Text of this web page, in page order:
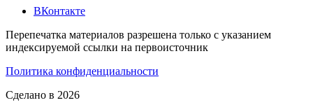
ВКонтакте
Перепечатка материалов разрешена только с указанием
индексируемой ссылки на первоисточник
Политика конфиденциальности
Сделано в 2026